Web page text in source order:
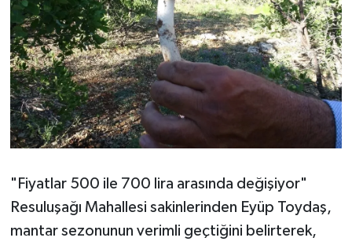
"Fiyatlar 500 ile 700 lira arasında değişiyor"
Resuluşağı Mahallesi sakinlerinden Eyüp Toydaş,
mantar sezonunun verimli geçtiğini belirterek,